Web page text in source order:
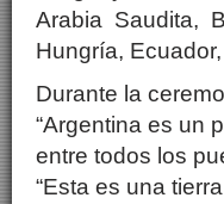
Arabia Saudita,
Hungría,
Durante la
“Argentina es un
entre todos los
“Esta es una